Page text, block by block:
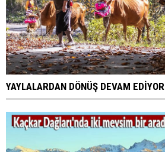
YAYLALARDAN DÖNÜŞ DEVAM EDİYOR